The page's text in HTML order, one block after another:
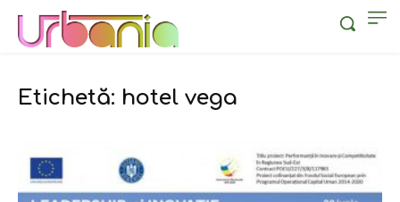
Etichetă: hotel vega